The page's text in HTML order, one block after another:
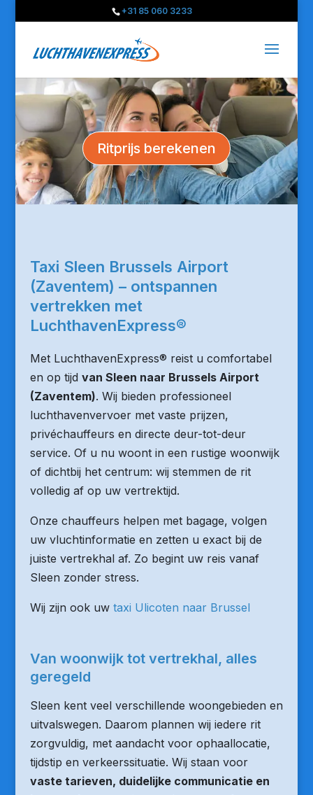
+31 85 060 3233
Ritprijs berekenen
Taxi Sleen Brussels Airport
(Zaventem) – ontspannen
vertrekken met
LuchthavenExpress®
Met LuchthavenExpress® reist u comfortabel
en op tijd van Sleen naar Brussels Airport
(Zaventem). Wij bieden professioneel
luchthavenvervoer met vaste prijzen,
privéchauffeurs en directe deur-tot-deur
service. Of u nu woont in een rustige woonwijk
of dichtbij het centrum: wij stemmen de rit
volledig af op uw vertrektijd.
Onze chauffeurs helpen met bagage, volgen
uw vluchtinformatie en zetten u exact bij de
juiste vertrekhal af. Zo begint uw reis vanaf
Sleen zonder stress.
Wij zijn ook uw taxi Ulicoten naar Brussel
Van woonwijk tot vertrekhal, alles
geregeld
Sleen kent veel verschillende woongebieden en
uitvalswegen. Daarom plannen wij iedere rit
zorgvuldig, met aandacht voor ophaallocatie,
tijdstip en verkeerssituatie. Wij staan voor
vaste tarieven, duidelijke communicatie en